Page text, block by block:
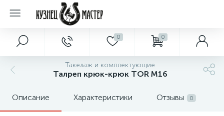
0 0
Такелаж и комплектующие
Талреп крюк-крюк TOR М16
Описание Характеристики Отзывы 0